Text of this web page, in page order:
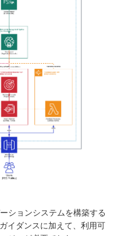
ションシステムを構築する
イダンスに加えて、利用可